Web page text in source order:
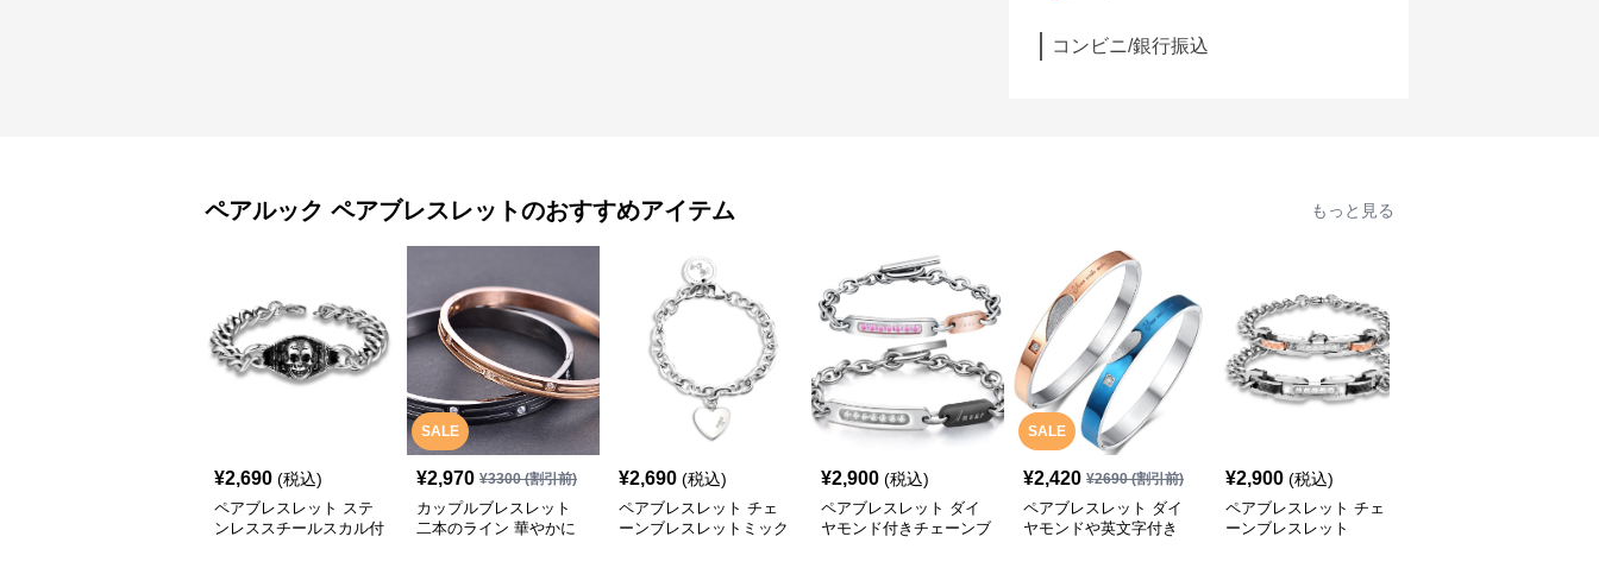
コンビニ/銀行振込
ペアルック ペアブレスレットのおすすめアイテム もっと見る
¥2,690 (税込)
ペアブレスレット ステ
ンレススチールスカル付
SALE
¥2,970 ¥3300(割引前)
カップルブレスレット
二本のライン 華やかに
¥2,690 (税込)
ペアブレスレット チェ
ーンブレスレットミック
¥2,900 (税込)
ペアブレスレット ダイ
ヤモンド付きチェーンブ
SALE
¥2,420 ¥2690(割引前)
ペアブレスレット ダイ
ヤモンドや英文字付き
¥2,900 (税込)
ペアブレスレット チェ
ーンブレスレット